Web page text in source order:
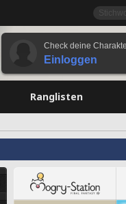
Check deine
Einloggen
Ranglisten